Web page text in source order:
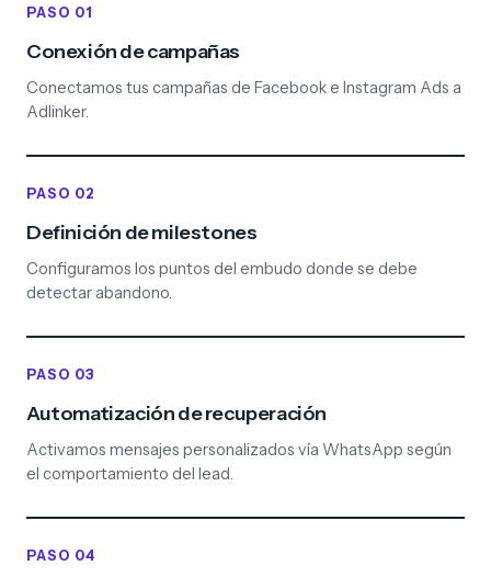
PASO 01
Conexión de campañas
Conectamos tus campañas de Facebook e Instagram Ads a
Adlinker.
PASO 02
Definición de milestones
Configuramos los puntos del embudo donde se debe
detectar abandono.
PASO 03
Automatización de recuperación
Activamos mensajes personalizados vía WhatsApp según
el comportamiento del lead.
PASO 04